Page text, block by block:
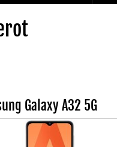
Galaxy A32 5G